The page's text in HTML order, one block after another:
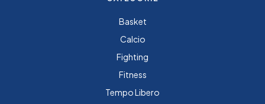
Basket
Calcio
Fighting
Fitness
Tempo Libero